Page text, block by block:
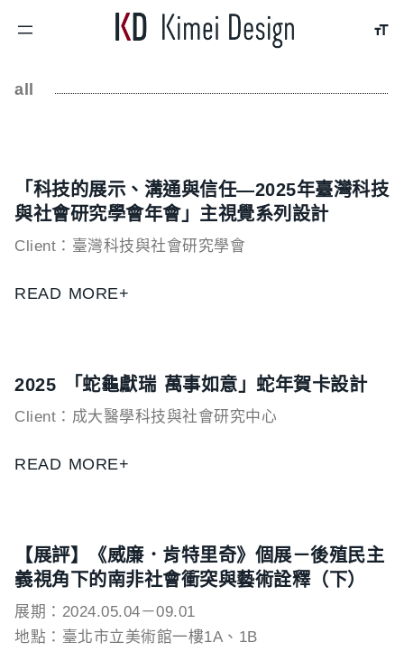
要all
「科技的展示、溝通與信任—2025年臺灣科技
與社會研究學會年會」主視覺系列設計
Client：臺灣科技與社會研究學會
READ MORE+
2025 「蛇龜獻瑞 萬事如意」蛇年賀卡設計
Client：成大醫學科技與社會研究中心
READ MORE+
【展評】《威廉．肯特里奇》個展－後殖民主
義視角下的南非社會衝突與藝術詮釋（下）
展期：2024.05.04－09.01
地點：臺北市立美術館一樓1A、1B